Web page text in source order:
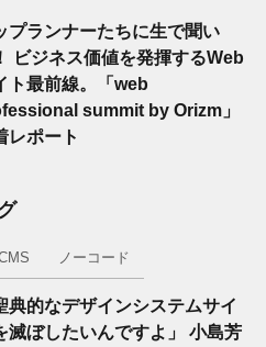
プランナーたちに生で聞い
ビジネス価値を発揮するWeb
ト最前線。「web
summit by Orizm」
レポート
ノーコード
典的なデザインシステムサイ
滅ぼしたいんですよ」 小島芳